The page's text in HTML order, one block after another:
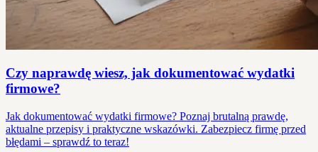
Czy naprawdę wiesz, jak dokumentować wydatki
firmowe?
Jak dokumentować wydatki firmowe? Poznaj brutalną prawdę,
aktualne przepisy i praktyczne wskazówki. Zabezpiecz firmę przed
błędami – sprawdź to teraz!